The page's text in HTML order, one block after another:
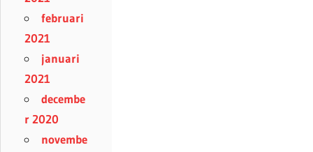
februari
2021
januari
2021
decembe
r 2020
novembe